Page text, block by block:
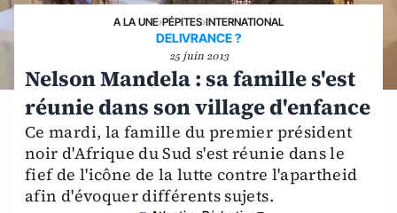
A LA UNE›PÉPITES›INTERNATIONAL
DELIVRANCE ?
25 juin 2013
Nelson Mandela : sa famille s'est
réunie dans son village d'enfance
Ce mardi, la famille du premier président
noir d'Afrique du Sud s'est réunie dans le
fief de l'icône de la lutte contre l'apartheid
afin d'évoquer différents sujets.